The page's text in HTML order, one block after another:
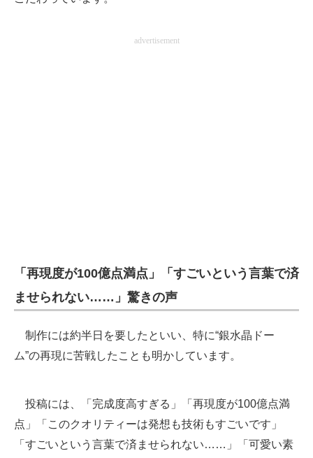
advertisement
「再現度が100億点満点」「すごいという言葉で済
ませられない……」驚きの声
制作には約半日を要したといい、特に“銀水晶ドー
ム”の再現に苦戦したことも明かしています。
投稿には、「完成度高すぎる」「再現度が100億点満
点」「このクオリティーは発想も技術もすごいです」
「すごいという言葉で済ませられない……」「可愛い素